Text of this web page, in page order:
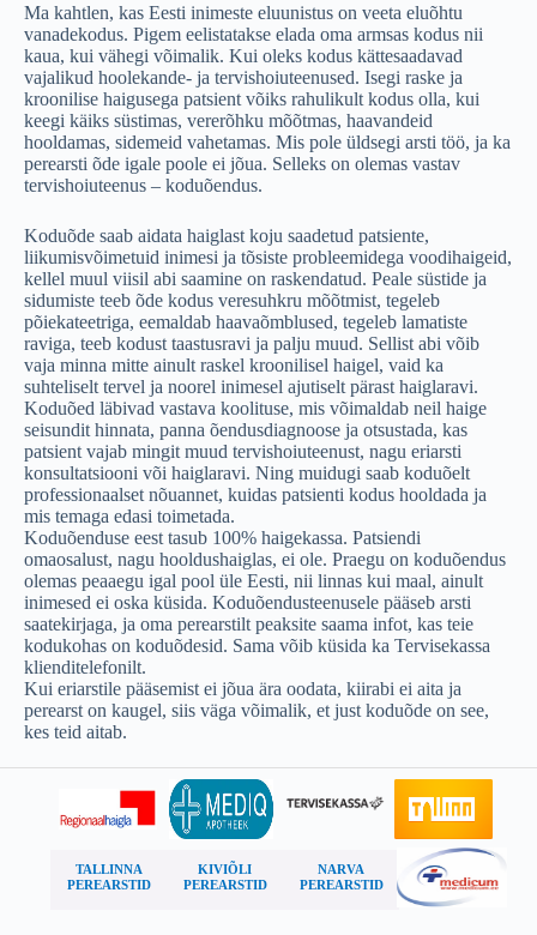
Ma kahtlen, kas Eesti inimeste eluunistus on veeta eluõhtu
vanadekodus. Pigem eelistatakse elada oma armsas kodus nii
kaua, kui vähegi võimalik. Kui oleks kodus kättesaadavad
vajalikud hoolekande- ja tervishoiuteenused. Isegi raske ja
kroonilise haigusega patsient võiks rahulikult kodus olla, kui
keegi käiks süstimas, vererõhku mõõtmas, haavandeid
hooldamas, sidemeid vahetamas. Mis pole üldsegi arsti töö, ja ka
perearsti õde igale poole ei jõua. Selleks on olemas vastav
tervishoiuteenus – koduõendus.
Koduõde saab aidata haiglast koju saadetud patsiente,
liikumisvõimetuid inimesi ja tõsiste probleemidega voodihaigeid,
kellel muul viisil abi saamine on raskendatud. Peale süstide ja
sidumiste teeb õde kodus veresuhkru mõõtmist, tegeleb
põiekateetriga, eemaldab haavaõmblused, tegeleb lamatiste
raviga, teeb kodust taastusravi ja palju muud. Sellist abi võib
vaja minna mitte ainult raskel kroonilisel haigel, vaid ka
suhteliselt tervel ja noorel inimesel ajutiselt pärast haiglaravi.
Koduõed läbivad vastava koolituse, mis võimaldab neil haige
seisundit hinnata, panna õendusdiagnoose ja otsustada, kas
patsient vajab mingit muud tervishoiuteenust, nagu eriarsti
konsultatsiooni või haiglaravi. Ning muidugi saab koduõelt
professionaalset nõuannet, kuidas patsienti kodus hooldada ja
mis temaga edasi toimetada.
Koduõenduse eest tasub 100% haigekassa. Patsiendi
omaosalust, nagu hooldushaiglas, ei ole. Praegu on koduõendus
olemas peaaegu igal pool üle Eesti, nii linnas kui maal, ainult
inimesed ei oska küsida. Koduõendusteenusele pääseb arsti
saatekirjaga, ja oma perearstilt peaksite saama infot, kas teie
kodukohas on koduõdesid. Sama võib küsida ka Tervisekassa
klienditelefonilt.
Kui eriarstile pääsemist ei jõua ära oodata, kiirabi ei aita ja
perearst on kaugel, siis väga võimalik, et just koduõde on see,
kes teid aitab.
TALLINNA
PEREARSTID
KIVIÕLI
PEREARSTID
NARVA
PEREARSTID